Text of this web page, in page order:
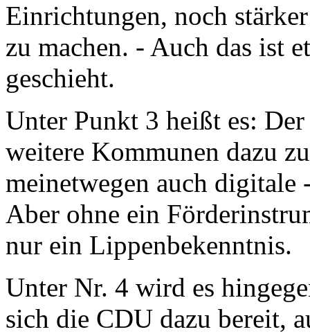
Einrichtungen, noch
zu machen. - Auch das ist
geschieht.
Unter Punkt 3 heißt es:
weitere Kommunen dazu
meinetwegen auch
Aber ohne ein
nur ein Lippenbekenntnis.
Unter Nr. 4 wird es
sich die CDU dazu bereit,